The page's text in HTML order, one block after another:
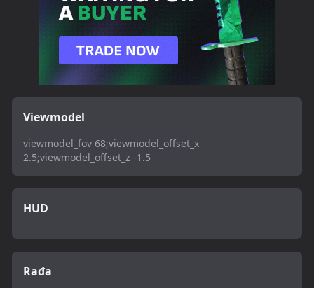
Viewmodel
viewmodel_fov 68;viewmodel_offset_x
2.5;viewmodel_offset_z -1.5
HUD
Rađa